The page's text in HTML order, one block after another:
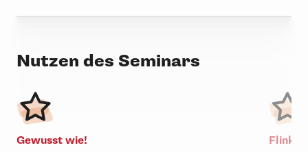
Nutzen des Seminars
Gewusst wie!
Flink